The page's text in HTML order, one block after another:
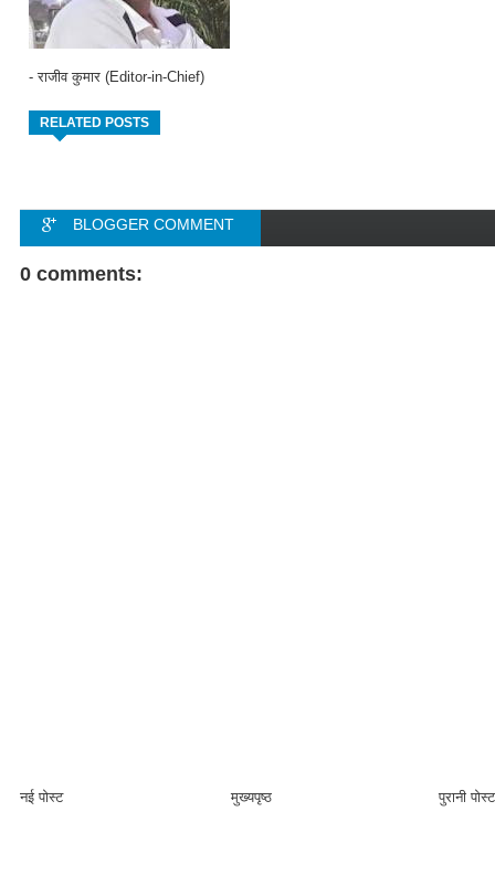
- राजीव कुमार (Editor-in-Chief)
RELATED POSTS
BLOGGER COMMENT
FACEBOOK COMMENT
0 comments:
नई पोस्ट पुरानी पोस्ट
मुख्यपृष्ठ